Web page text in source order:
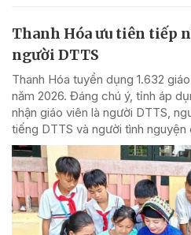
Thanh Hóa ưu tiên tiếp
người DTTS
Thanh Hóa tuyển dụng 1.632
năm 2026. Đáng chú ý, tỉnh áp
nhận giáo viên là người DTTS,
tiếng DTTS và người tình nguyện